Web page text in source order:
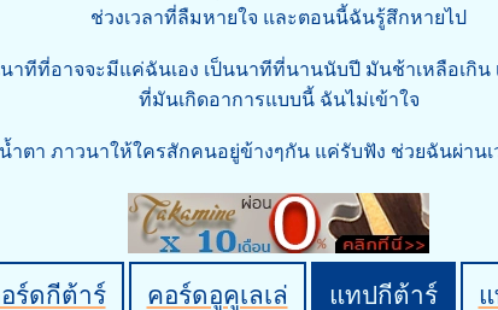
ช่วงเวลาที่ลืมหายใจ และตอนนี้ฉันรู้สึกหายไป
นาทีที่อาจจะมีแค่ฉันเอง เป็นนาทีที่นานนับปี มันช้าเหลือเกิน
ที่มันเกิดอาการแบบนี้ ฉันไม่เข้าใจ
ำตา ภาวนาให้ใครสักคนอยู่ข้างๆกัน แค่รับฟัง ช่วยฉันผ่าน
ร์ดกีต้าร์ คอร์ดอูคูเลเล่ แทปกีต้าร์